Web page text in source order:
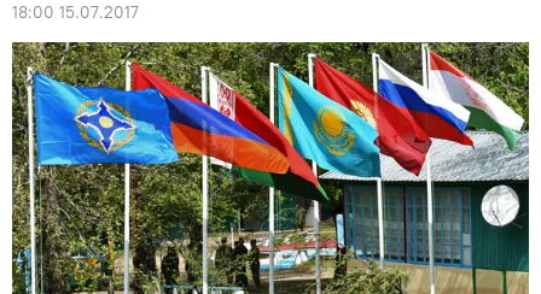
18:00 15.07.2017